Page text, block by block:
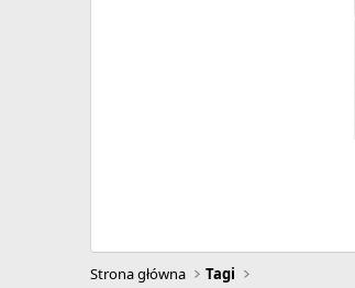
Strona główna Tagi